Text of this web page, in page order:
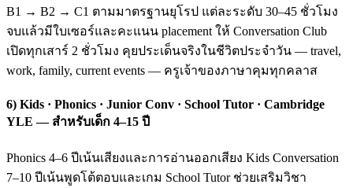
B1 → B2 → C1 ตามมาตรฐานยุโรป แต่ละระดับ 30–45 ชั่วโมง
จบแล้วมีใบเซอร์และคะแนน placement ให้ Conversation Club
เปิดทุกเสาร์ 2 ชั่วโมง คุยประเด็นจริงในชีวิตประจำวัน — travel,
work, family, current events — ครูเจ้าของภาษาคุมทุกคลาส
6) Kids · Phonics · Junior Conv · School Tutor · Cambridge
YLE — สำหรับเด็ก 4–15 ปี
Phonics 4–6 ปีเน้นเสียงและการอ่านออกเสียง Kids Conversation
7–10 ปีเน้นพูดโต้ตอบและเกม School Tutor ช่วยเสริมวิชา